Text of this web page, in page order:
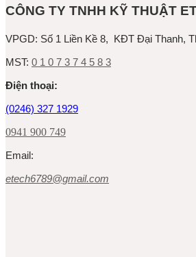
CÔNG TY TNHH KỸ THUẬT
VPGD: Số 1 Liền Kề 8, KĐT Đại Thanh,
MST: 0 1 0 7 3 7 4 5 8 3
Ðiện thoại:
(0246) 327 1929
0941 900 749
Email:
etech6789@gmail.com